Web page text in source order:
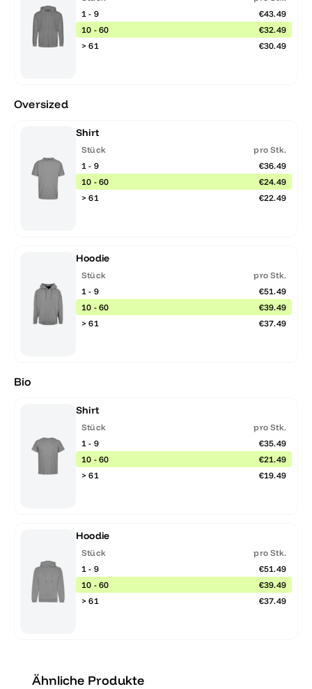
1 - 9
€43.49
10 - 60
€32.49
> 61
€30.49
Oversized
Shirt
Stück
pro Stk.
1 - 9
€36.49
10 - 60
€24.49
> 61
€22.49
Hoodie
Stück
pro Stk.
1 - 9
€51.49
10 - 60
€39.49
> 61
€37.49
Bio
Shirt
Stück
pro Stk.
1 - 9
€35.49
10 - 60
€21.49
> 61
€19.49
Hoodie
Stück
pro Stk.
1 - 9
€51.49
10 - 60
€39.49
> 61
€37.49
Ähnliche Produkte